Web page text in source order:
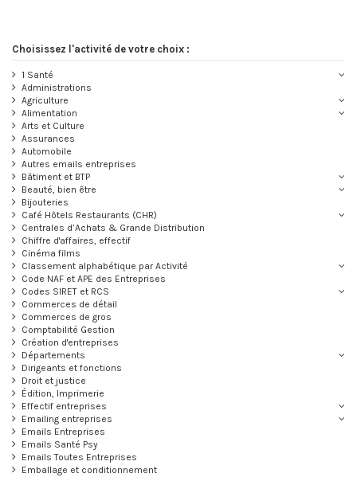
1 Santé
Administrations
Agriculture
Alimentation
Arts et Culture
Assurances
Automobile
Autres emails entreprises
Bâtiment et BTP
Beauté, bien être
Bijouteries
Café Hôtels Restaurants (CHR)
Centrales d’Achats & Grande Distribution
Chiffre d'affaires, effectif
Cinéma films
Classement alphabétique par Activité
Code NAF et APE des Entreprises
Codes SIRET et RCS
Commerces de détail
Commerces de gros
Comptabilité Gestion
Création d'entreprises
Départements
Dirigeants et fonctions
Droit et justice
Édition, Imprimerie
Effectif entreprises
Emailing entreprises
Emails Entreprises
Emails Santé Psy
Emails Toutes Entreprises
Emballage et conditionnement